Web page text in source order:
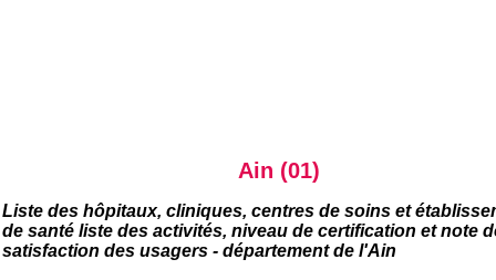
Ain (01)
Liste des hôpitaux, cliniques, centres de soins et
de santé liste des activités, niveau de certification et note
satisfaction des usagers - département de l'Ain